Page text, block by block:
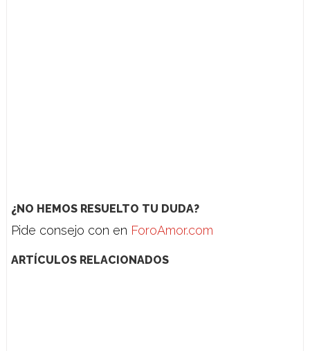
¿NO HEMOS RESUELTO TU DUDA?
Pide consejo con en ForoAmor.com
ARTÍCULOS RELACIONADOS